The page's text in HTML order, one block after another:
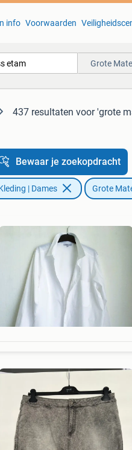
info Voorwaarden
Grote
437 resultaten voor 'grote
Bewaar je zoekopdracht
| Dames Grote